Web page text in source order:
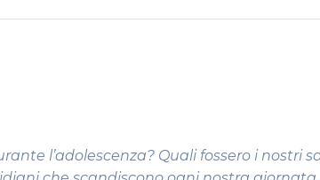
l’adolescenza? Quali fossero i nostri